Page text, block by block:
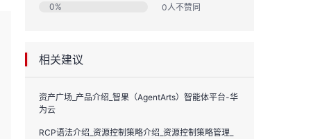
0% 0人不赞同
相关建议
资产广场_产品介绍_智果（AgentArts）智能体平台-华
为云
RCP语法介绍_资源控制策略介绍_资源控制策略管理_